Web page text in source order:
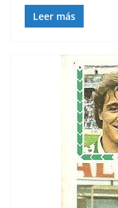
Leer más